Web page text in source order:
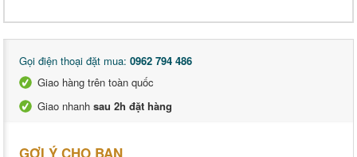
Gọi điện thoại đặt mua: 0962 794 486
Giao hàng trên toàn quốc
Giao nhanh sau 2h đặt hàng
GỢI Ý CHO BẠN